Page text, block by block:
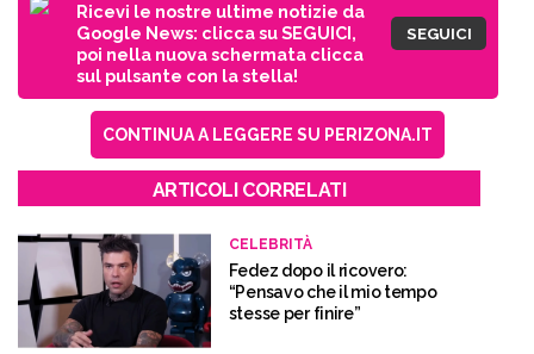
Ricevi le nostre ultime notizie da
Google News: clicca su SEGUICI,
poi nella nuova schermata clicca
sul pulsante con la stella!
SEGUICI
CONTINUA A LEGGERE SU PERIZONA.IT
ARTICOLI CORRELATI
CELEBRITÀ
Fedez dopo il ricovero:
“Pensavo che il mio tempo
stesse per finire”